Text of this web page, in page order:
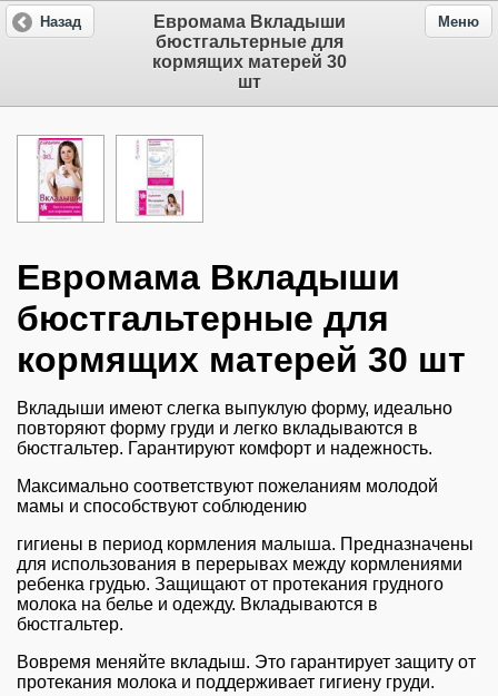
Евромама Вкладыши
бюстгальтерные для
кормящих матерей 30
шт
Назад Меню
Евромама Вкладыши
бюстгальтерные для
кормящих матерей 30 шт
Вкладыши имеют слегка выпуклую форму, идеально
повторяют форму груди и легко вкладываются в
бюстгальтер. Гарантируют комфорт и надежность.
Максимально соответствуют пожеланиям молодой
мамы и способствуют соблюдению
гигиены в период кормления малыша. Предназначены
для использования в перерывах между кормлениями
ребенка грудью. Защищают от протекания грудного
молока на белье и одежду. Вкладываются в
бюстгальтер.
Вовремя меняйте вкладыш. Это гарантирует защиту от
протекания молока и поддерживает гигиену груди.